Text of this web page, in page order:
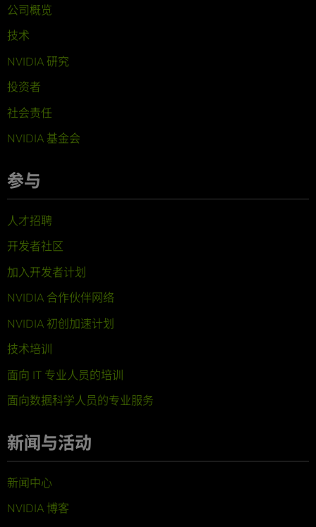
公司概览
技术
NVIDIA 研究
投资者
社会责任
NVIDIA 基金会
参与
人才招聘
开发者社区
加入开发者计划
NVIDIA 合作伙伴网络
NVIDIA 初创加速计划
技术培训
面向 IT 专业人员的培训
面向数据科学人员的专业服务
新闻与活动
新闻中心
NVIDIA 博客